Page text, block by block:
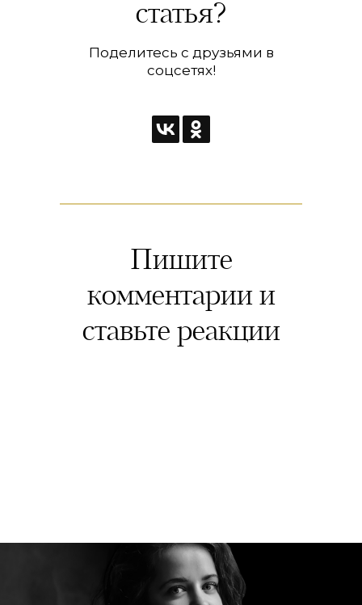
Поделитесь с друзьями в
соцсетях!
статья?
Пишите
комментарии и
ставьте реакции